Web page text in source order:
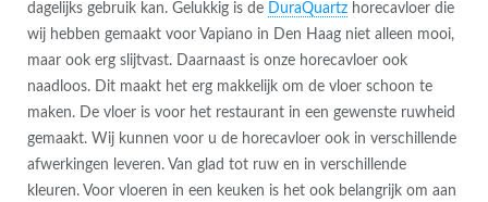
dagelijks gebruik kan. Gelukkig is de DuraQuartzhorecavloer die
wij hebben gemaakt voor Vapiano in Den Haag niet alleen mooi,
maar ook erg slijtvast. Daarnaast is onze horecavloer ook
naadloos. Dit maakt het erg makkelijk om de vloer schoon te
maken. De vloer is voor het restaurant in een gewenste ruwheid
gemaakt. Wij kunnen voor u de horecavloer ook in verschillende
afwerkingen leveren. Van glad tot ruw en in verschillende
kleuren. Voor vloeren in een keuken is het ook belangrijk om aan